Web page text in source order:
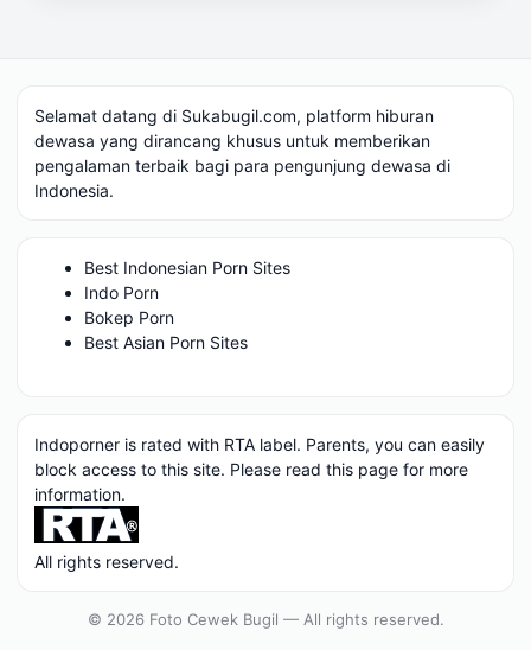
Selamat datang di Sukabugil.com, platform hiburan
dewasa yang dirancang khusus untuk memberikan
pengalaman terbaik bagi para pengunjung dewasa di
Indonesia.
Best Indonesian Porn Sites
Indo Porn
Bokep Porn
Best Asian Porn Sites
Indoporner is rated with RTA label. Parents, you can easily
block access to this site. Please read this page for more
information.
All rights reserved.
© 2026 Foto Cewek Bugil — All rights reserved.